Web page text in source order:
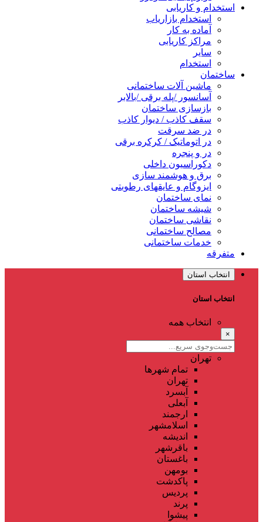
استخدام و کاریابی
استخدام بازاریاب
آماده به کار
مراکز کاریابی
سایر
استخدام
ساختمان
ماشین آلات ساختمانی
آسانسور /پله برقی /بالابر
بازسازی ساختمان
سقف کاذب / دیوار کاذب
در ضد سرقت
در اتوماتیک / کرکره برقی
در و پنجره
دکوراسیون داخلی
برق و هوشمند سازی
ایزوگام و عایقهای رطوبتی
نمای ساختمان
شیشه ساختمان
نقاشی ساختمان
مصالح ساختمانی
خدمات ساختمانی
متفرقه
انتخاب استان
انتخاب استان
انتخاب همه
×
تهران
تمام شهر‌ها
تهران
آبسرد
آبعلی
ارجمند
اسلامشهر
اندیشه
باقرشهر
باغستان
بومهن
پاکدشت
پردیس
پرند
پیشوا